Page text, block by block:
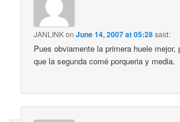
JANLINKonJune 14, 2007 at 05:28said:
Pues obviamente la primera huele mejor,
que la segunda comé porqueria y media.